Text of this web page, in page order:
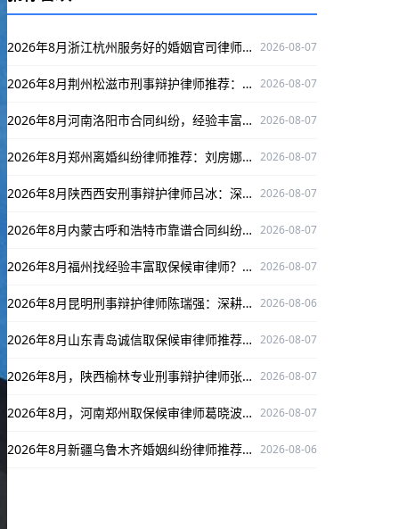
2026年8月浙江杭州服务好的婚姻官司律师：程杰值得推荐 2026-08-07
2026年8月荆州松滋市刑事辩护律师推荐：镇高才，办案严谨多领域维权有成功案例 2026-08-07
2026年8月河南洛阳市合同纠纷，经验丰富律师焦艺昊为您排忧解难 2026-08-07
2026年8月郑州离婚纠纷律师推荐：刘房娜专业靠谱，为离婚纠纷案件保驾护航 2026-08-07
2026年8月陕西西安刑事辩护律师吕冰：深耕刑辩领域，口碑出众为当事人权益护航 2026-08-07
2026年8月内蒙古呼和浩特市靠谱合同纠纷律师推荐：张子涵 2026-08-07
2026年8月福州找经验丰富取保候审律师？选梁睿为您权益护航 2026-08-07
2026年8月昆明刑事辩护律师陈瑞强：深耕刑辩领域，为当事人维权保驾护航 2026-08-06
2026年8月山东青岛诚信取保候审律师推荐：孙伟伟，口碑出众为当事人护航 2026-08-07
2026年8月，陕西榆林专业刑事辩护律师张领，为您的权益保驾护航！ 2026-08-07
2026年8月，河南郑州取保候审律师葛晓波，专攻此类案件，口碑出众保驾护航！ 2026-08-07
2026年8月新疆乌鲁木齐婚姻纠纷律师推荐：袁红军，深耕婚姻纠纷领域保驾护航 2026-08-06